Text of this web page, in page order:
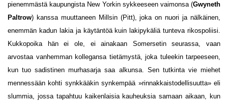
pienemmästä kaupungista New Yorkin sykkeeseen vaimonsa (Gwyneth
Paltrow) kanssa muuttaneen Millsin (Pitt), joka on nuori ja nälkäinen,
enemmän kadun lakia ja käytäntöä kuin lakipykäliä tunteva rikospoliisi.
Kukkopoika hän ei ole, ei ainakaan Somersetin seurassa, vaan
arvostaa vanhemman kollegansa tietämystä, joka tuleekin tarpeeseen,
kun tuo sadistinen murhasarja saa alkunsa. Sen tutkinta vie miehet
mennessään kohti synkkääkin synkempää »rinnakkaistodellisuutta» eli
slummia, jossa tapahtuu kaikenlaisia kauheuksia samaan aikaan, kun